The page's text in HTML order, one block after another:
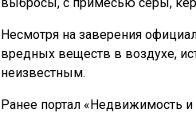
Несмотря на заверения
вредных веществ в воздухе,
неизвестным.
Ранее портал «Недвижимость и